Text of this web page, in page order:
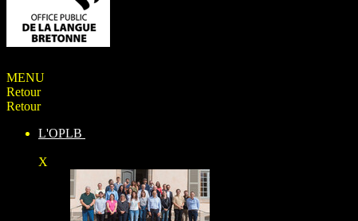
MENU
Retour
Retour
L'OPLB
X